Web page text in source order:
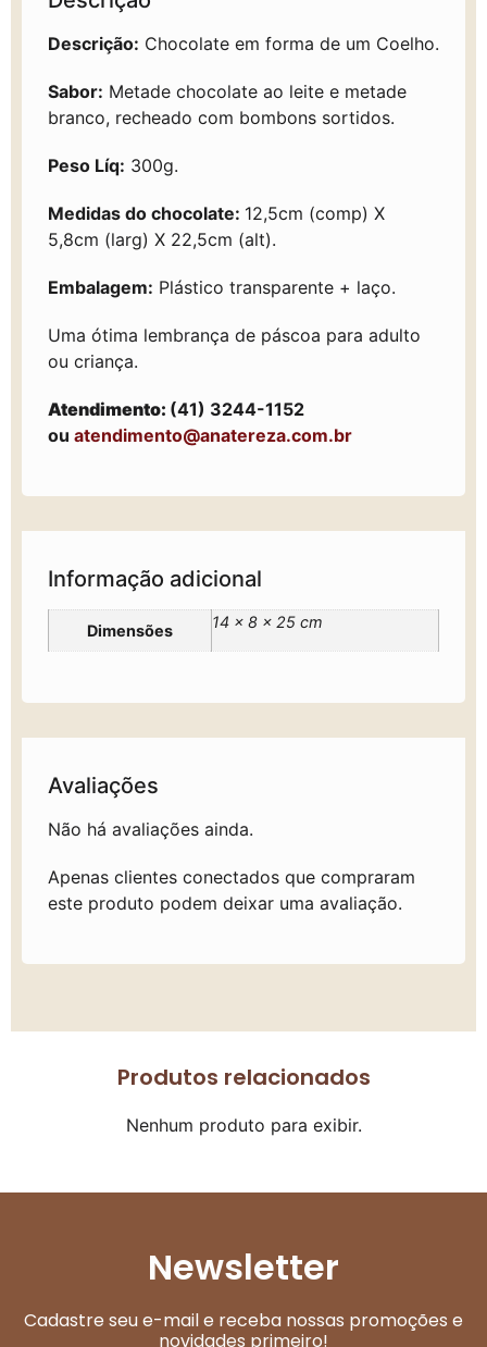
Descrição: Chocolate em forma de um Coelho.
Sabor: Metade chocolate ao leite e metade
branco, recheado com bombons sortidos.
Peso Líq: 300g.
Medidas do chocolate: 12,5cm (comp) X
5,8cm (larg) X 22,5cm (alt).
Embalagem: Plástico transparente + laço.
Uma ótima lembrança de páscoa para adulto
ou criança.
Atendimento: (41) 3244-1152
ou atendimento@anatereza.com.br
Informação adicional
Dimensões 14 × 8 × 25 cm
Avaliações
Não há avaliações ainda.
Apenas clientes conectados que compraram
este produto podem deixar uma avaliação.
Produtos relacionados
Nenhum produto para exibir.
Newsletter
Cadastre seu e-mail e receba nossas promoções e
novidades primeiro!